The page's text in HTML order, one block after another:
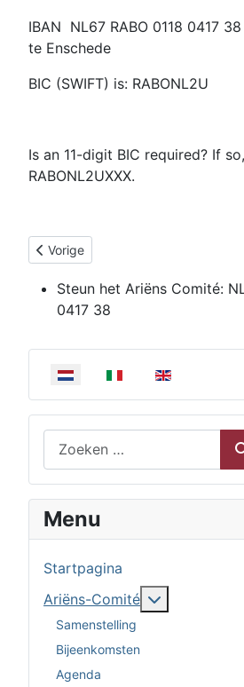
Selecteer de taal
Menu
Startpagina
Ariëns-Comité
Samenstelling
Bijeenkomsten
Agenda
IBAN NL67 RABO 0118 0417
te Enschede
BIC (SWIFT) is: RABONL2U
Is an 11-digit BIC required? If
RABONL2UXXX.
Vorig artikel: Samenstelling
Vorige
Steun het Ariëns Comité:
0417 38